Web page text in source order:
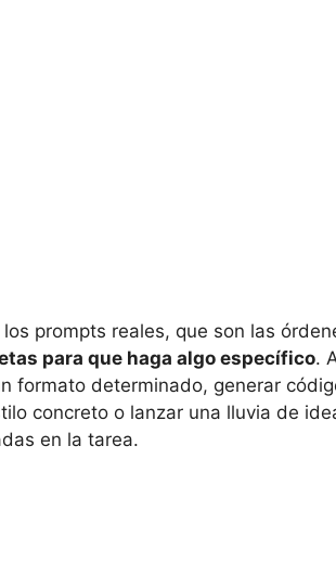
prompts reales, que son las
para que haga algo específico.
formato determinado, generar
concreto o lanzar una lluvia de
en la tarea.